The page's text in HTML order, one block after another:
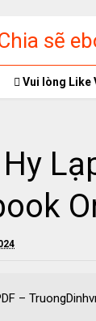
sẽ
miễn
Vui lòng Like
PDF –